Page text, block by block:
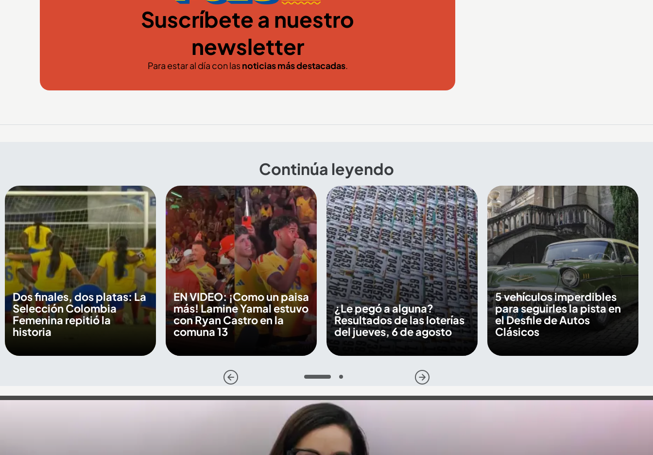
Suscríbete a nuestro
newsletter
Para estar al día con lasnoticias más destacadas.
Continúa leyendo
Dos finales, dos platas: La
Selección Colombia
Femenina repitió la
historia
EN VIDEO: ¡Como un paisa
más! Lamine Yamal estuvo
con Ryan Castro en la
comuna 13
¿Le pegó a alguna?
Resultados de las loterías
del jueves, 6 de agosto
5 vehículos imperdibles
para seguirles la pista en
el Desfile de Autos
Clásicos
1 2